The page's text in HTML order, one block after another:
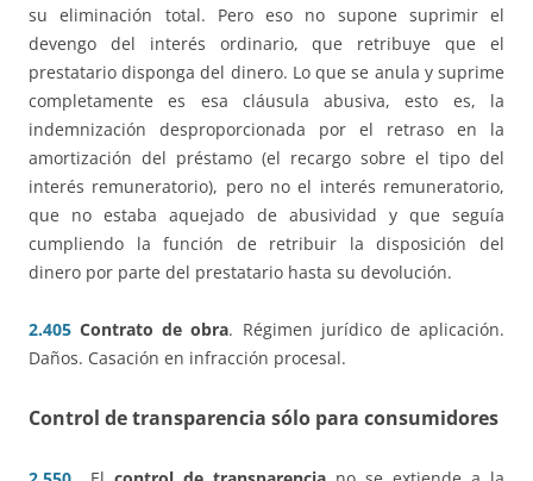
su eliminación total. Pero eso no supone suprimir el
devengo del interés ordinario, que retribuye que el
prestatario disponga del dinero. Lo que se anula y suprime
completamente es esa cláusula abusiva, esto es, la
indemnización desproporcionada por el retraso en la
amortización del préstamo (el recargo sobre el tipo del
interés remuneratorio), pero no el interés remuneratorio,
que no estaba aquejado de abusividad y que seguía
cumpliendo la función de retribuir la disposición del
dinero por parte del prestatario hasta su devolución.
2.405 Contrato de obra. Régimen jurídico de aplicación.
Daños. Casación en infracción procesal.
Control de transparencia sólo para consumidores